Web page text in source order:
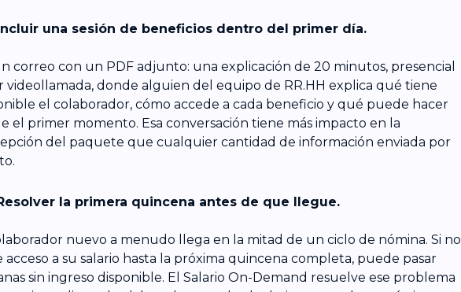
Incluir una sesión de beneficios dentro del primer día.
correo con un PDF adjunto: una explicación de 20 minutos, presencial
videollamada, donde alguien del equipo de RR.HH explica qué tiene
el colaborador, cómo accede a cada beneficio y qué puede hacer
el primer momento. Esa conversación tiene más impacto en la
del paquete que cualquier cantidad de información enviada por
la primera quincena antes de que llegue.
nuevo a menudo llega en la mitad de un ciclo de nómina. Si no
acceso a su salario hasta la próxima quincena completa, puede pasar
sin ingreso disponible. El Salario On-Demand resuelve ese problema